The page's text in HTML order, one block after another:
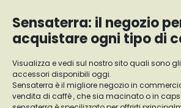
Sensaterra: il negozio
acquistare ogni tipo di
Visualizza e vedi sul nostro sito quali sono
accessori disponibili oggi.
Sensaterra è il migliore negozio in
vendita di caffè , che sia macinato o in